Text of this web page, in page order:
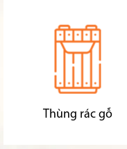
Thùng rác gỗ